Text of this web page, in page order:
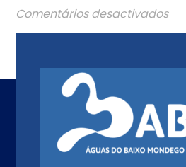
Comentários desactivados